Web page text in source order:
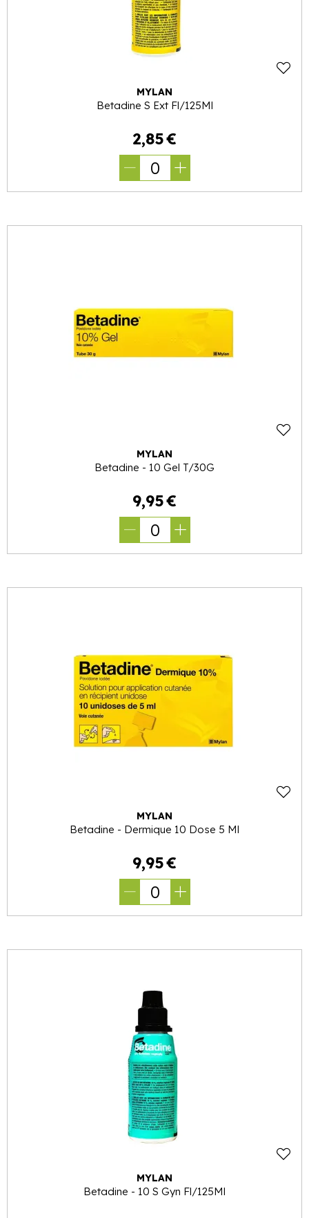
MYLAN
Betadine S Ext Fl/125Ml
2,85€
0
MYLAN
Betadine - 10 Gel T/30G
9,95€
0
MYLAN
Betadine - Dermique 10 Dose 5 Ml
9,95€
0
MYLAN
Betadine - 10 S Gyn Fl/125Ml